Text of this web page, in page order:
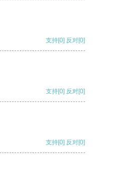
支持[0] 反对[0]
支持[0] 反对[0]
支持[0] 反对[0]